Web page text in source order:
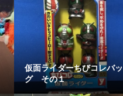
仮面ライダーちびコレバッ
グ その１